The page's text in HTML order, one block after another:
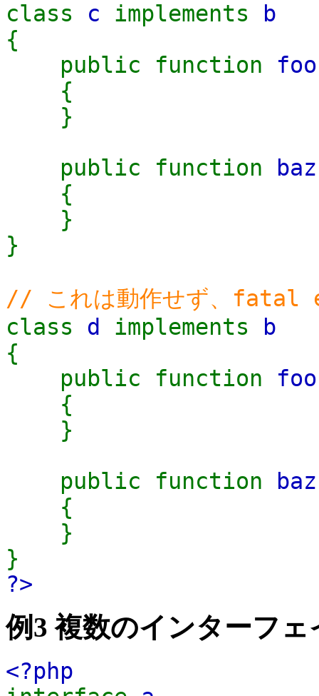
class c implements
b
{
public function foo
{
}
public function
baz
{
}
}
// これは動作せず、fatal
class d implements
b
{
public function foo
{
}
public function
baz
{
}
}
?>
例3 複数のインターフェ
<?php